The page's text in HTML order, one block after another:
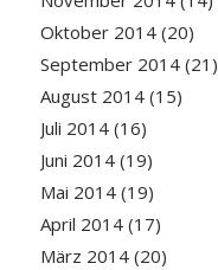
Oktober 2014(20)
September 2014(21)
August 2014(15)
Juli 2014(16)
Juni 2014(19)
Mai 2014(19)
April 2014(17)
März 2014(20)